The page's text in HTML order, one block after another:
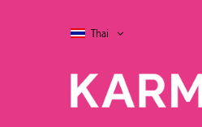
Thai